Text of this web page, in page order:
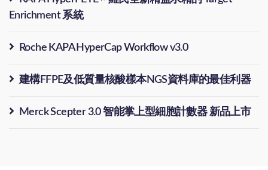
Enrichment 系統
Roche KAPA HyperCap Workflow v3.0
建構FFPE及低質量核酸樣本NGS資料庫的最佳利器
Merck Scepter 3.0 智能掌上型細胞計數器 新品上市